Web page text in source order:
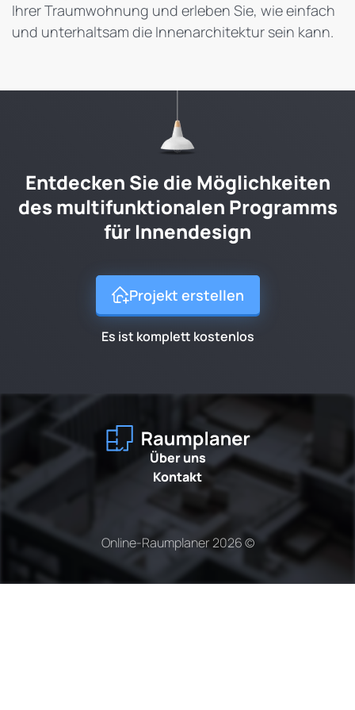
Ihrer Traumwohnung und erleben Sie, wie einfach
und unterhaltsam die Innenarchitektur sein kann.
Entdecken Sie die Möglichkeiten
des multifunktionalen Programms
für Innendesign
Projekt erstellen
Es ist komplett kostenlos
Über uns
Kontakt
Online-Raumplaner2026 ©